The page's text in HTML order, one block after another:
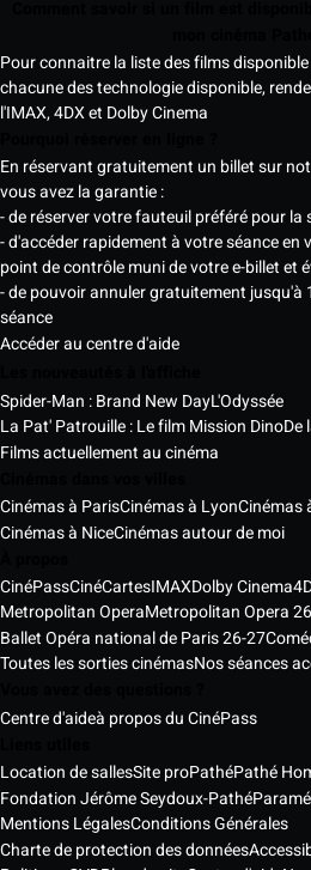
Pour connaitre la liste des films
chacune des technologie disponible,
l'IMAX, 4DX et Dolby Cinema
En réservant gratuitement un billet sur
vous avez la garantie :
- de réserver votre fauteuil préféré pour la
- d'accéder rapidement à votre séance
point de contrôle muni de votre e-billet et
- de pouvoir annuler gratuitement jusqu'à
séance
Accéder au centre d'aide
Spider-Man : Brand New DayL'Odyssée
La Pat' Patrouille : Le film Mission DinoDe
Films actuellement au cinéma
Cinémas à ParisCinémas à LyonCinémas
Cinémas à NiceCinémas autour de moi
CinéPassCinéCartesIMAXDolby Cinema
Metropolitan OperaMetropolitan Opera
Ballet Opéra national de Paris 26-27
Toutes les sorties cinémasNos séances
Centre d'aideà propos du CinéPass
Location de sallesSite proPathéPathé
Fondation Jérôme Seydoux-Pathé
Mentions LégalesConditions Générales
Charte de protection des données